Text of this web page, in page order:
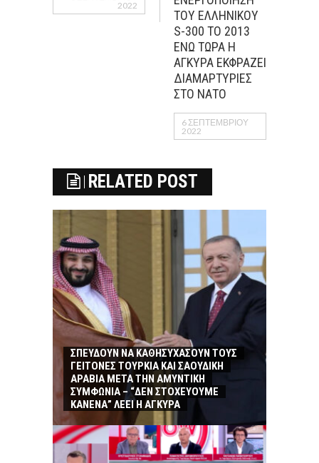
2022
ΤΟΥ ΕΛΛΗΝΙΚΟΥ
S-300 ΤΟ 2013
ΕΝΩ ΤΩΡΑ Η
AΓΚΥΡΑ ΕΚΦΡΑΖΕΙ
ΔΙΑΜΑΡΤΥΡΙΕΣ
ΣΤΟ ΝΑΤΟ
6 ΣΕΠΤΕΜΒΡΊΟΥ
2022
RELATED POST
ΣΠΕΥΔΟΥΝ ΝΑ ΚΑΘΗΣΥΧΑΣΟΥΝ ΤΟΥΣ
ΓΕΙΤΟΝΕΣ ΤΟΥΡΚΙΑ ΚΑΙ ΣΑΟΥΔΙΚΗ
ΑΡΑΒΙΑ ΜΕΤΑ ΤΗΝ ΑΜΥΝΤΙΚΗ
ΣΥΜΦΩΝΙΑ – “ΔΕΝ ΣΤΟΧΕΥΟΥΜΕ
ΚΑΝΕΝΑ” ΛΕΕΙ Η ΑΓΚΥΡΑ